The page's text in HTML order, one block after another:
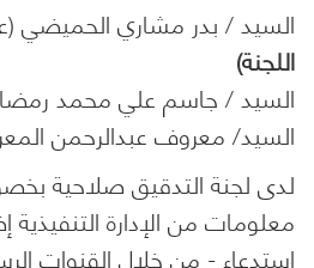
السيد / بدر مشاري
اللجنة)
السيد / جاسم علي محمد
السيد/ معروف عبدالرحمن
لدى لجنة التدقيق صلاحية
معلومات من الإدارة
استدعاء - من خلال القنوات